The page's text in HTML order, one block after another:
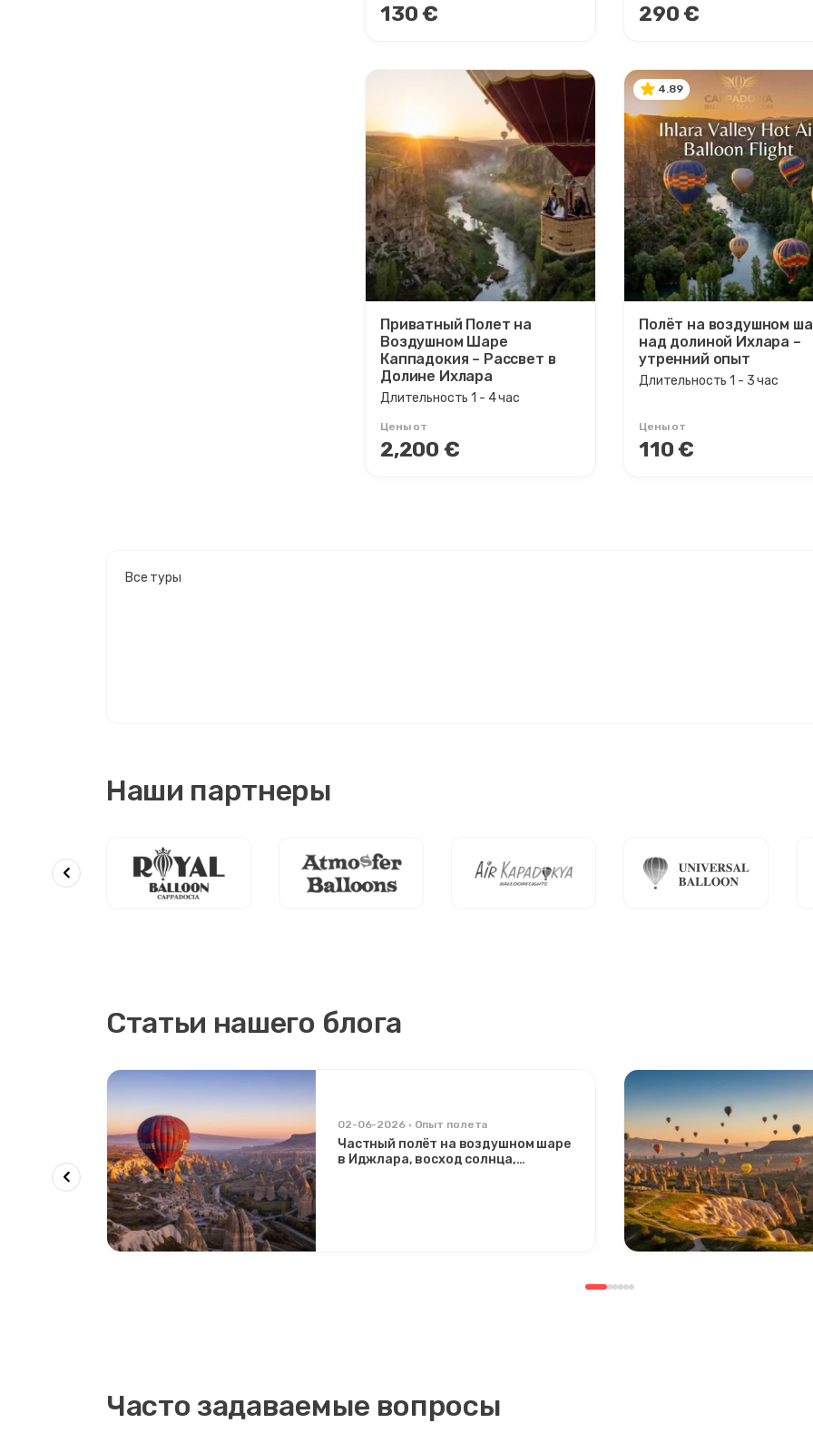
130 € 290 €
Приватный Полет на
Воздушном Шаре
Каппадокия – Рассвет в
Долине Ихлара
Длительность 1 - 4 час
Цены от
2,200 €
4.89
Полёт на воздушном
над долиной Ихлара –
утренний опыт
Длительность 1 - 3 час
Цены от
110 €
Все туры
Наши партнеры
Статьи нашего блога
02-06-2026 Опыт полета
Частный полёт на воздушном шаре
в Иджлара, восход солнца,
Часто задаваемые вопросы